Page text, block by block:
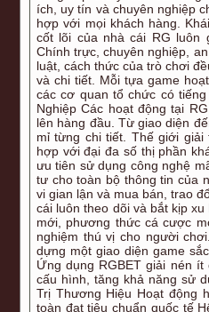
ích, uy tín và chuyên nghiệp
hợp với mọi khách hàng.
cốt lõi của nhà cái RG luôn
Chính trực, chuyên nghiệp,
luật, cách thức của trò chơi
và chi tiết. Mỗi tựa game
các cơ quan tổ chức có
Nghiệp Các hoạt động tại
lên hàng đầu. Từ giao diện
mỉ từng chi tiết. Thế giới
hợp với đại đa số thị phần
ưu tiên sử dụng công nghệ
tư cho toàn bộ thông tin của
vi gian lận và mua bán, trao
cái luôn theo dõi và bắt kịp
mới, phương thức cá cược
nghiệm thú vị cho người
dựng một giao diện game
Ứng dụng RGBET giải nén
cấu hình, tăng khả năng sử
Trị Thương Hiệu Hoạt động
toàn đạt tiêu chuẩn quốc tế